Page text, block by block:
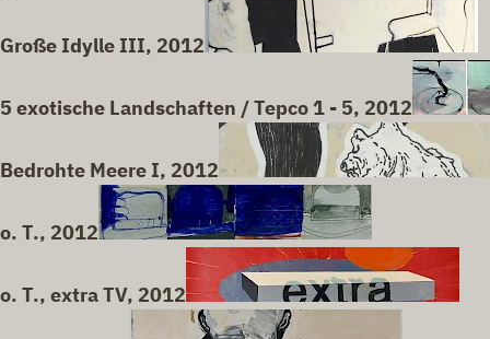
Große Idylle III, 2012
5 exotische Landschaften / Tepco 1 - 5, 2012
Bedrohte Meere I, 2012
o. T., 2012
o. T., extra TV, 2012